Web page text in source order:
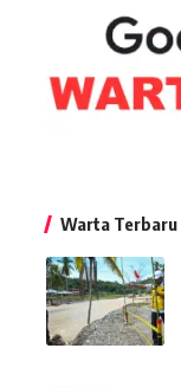
Warta Terbaru